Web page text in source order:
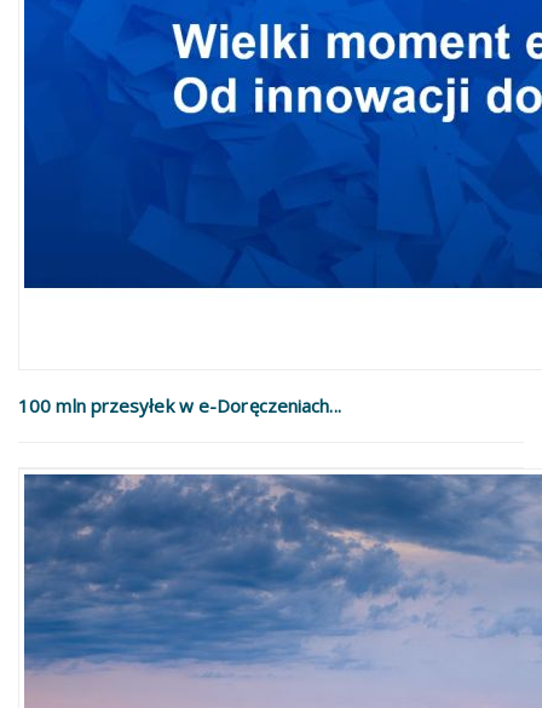
100 mln przesyłek w e-Doręczeniach...